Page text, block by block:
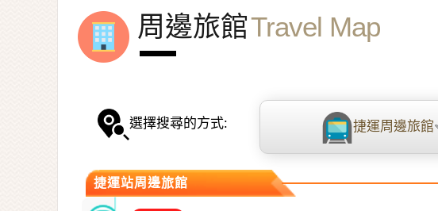
周邊旅館Travel Map
選擇搜尋的方式: 捷運周邊旅館
捷運站周邊旅館